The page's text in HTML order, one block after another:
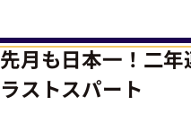
先月も日本一！二
ラストスパート